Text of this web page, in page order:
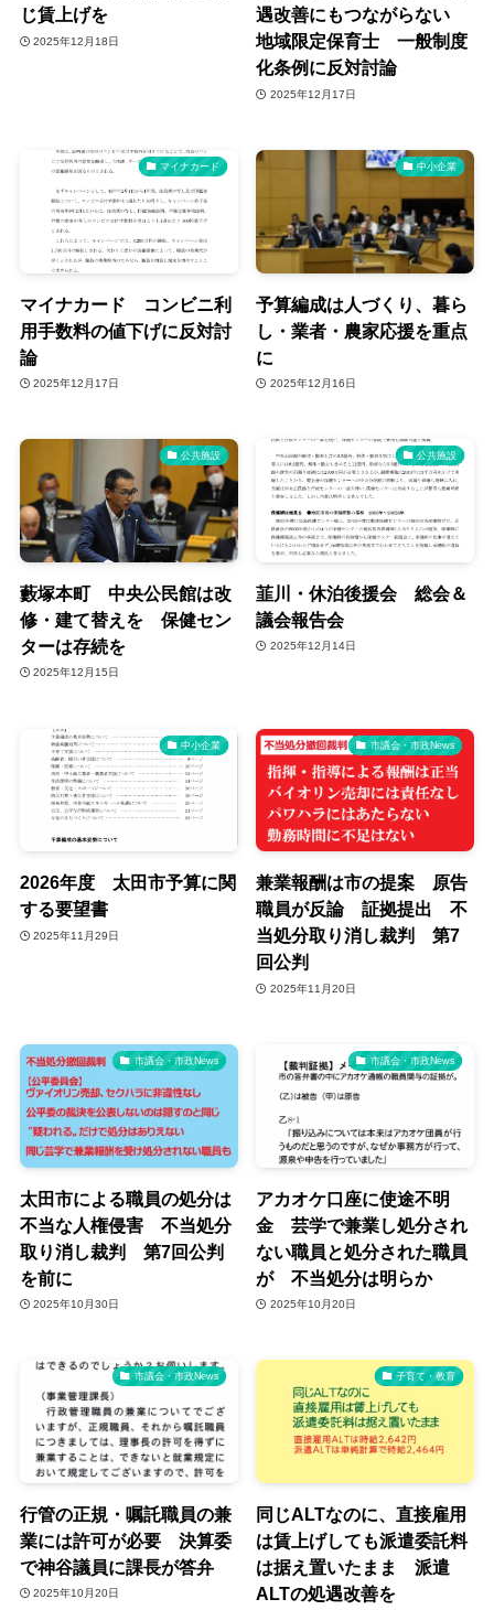
じ賃上げを
2025年12月18日
遇改善にもつながらない
地域限定保育士 一般制度
化条例に反対討論
2025年12月17日
マイナカード
マイナカード コンビニ利
用手数料の値下げに反対討
論
2025年12月17日
中小企業
予算編成は人づくり、暮ら
し・業者・農家応援を重点
に
2025年12月16日
公共施設
藪塚本町 中央公民館は改
修・建て替えを 保健セン
ターは存続を
2025年12月15日
公共施設
韮川・休泊後援会 総会＆
議会報告会
2025年12月14日
中小企業
2026年度 太田市予算に関
する要望書
2025年11月29日
市議会・市政News
兼業報酬は市の提案 原告
職員が反論 証拠提出 不
当処分取り消し裁判 第7
回公判
2025年11月20日
市議会・市政News
太田市による職員の処分は
不当な人権侵害 不当処分
取り消し裁判 第7回公判
を前に
2025年10月30日
市議会・市政News
アカオケ口座に使途不明
金 芸学で兼業し処分され
ない職員と処分された職員
が 不当処分は明らか
2025年10月20日
市議会・市政News
行管の正規・嘱託職員の兼
業には許可が必要 決算委
で神谷議員に課長が答弁
2025年10月20日
子育て・教育
同じALTなのに、直接雇用
は賃上げしても派遣委託料
は据え置いたまま 派遣
ALTの処遇改善を